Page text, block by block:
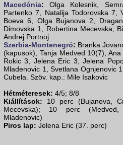
Macedónia: Olga Kolesnik,
Partenko 7, Natalija Todorovska 7,
Boeva 6, Olga Bujanova 2,
Dimovska 1, Robertina Mecevska,
Andrej Portnoj
Szerbia-Montenegró: Branka
(kapusok), Tanja Medved 10(7),
Rokic 3, Jelena Eric 3, Jelena
Mladenovic 1, Svetlana Ognjenovic
Cubela. Szöv. kap.: Mile Isakovic
Hétméteresek: 4/5; 8/8
Kiállítások: 10 perc (Bujanova,
Mecevska); 10 perc
Mladenovic)
Piros lap: Jelena Eric (37. perc)